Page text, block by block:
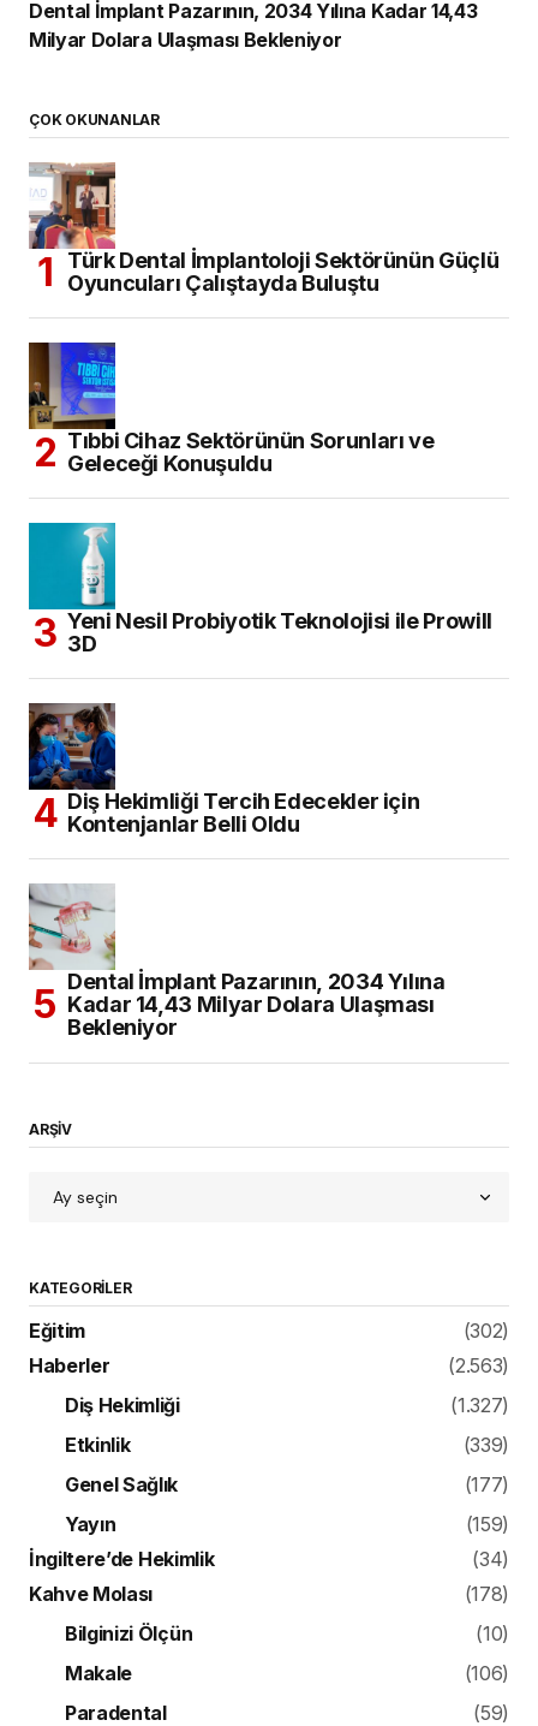
Dental İmplant Pazarının, 2034 Yılına Kadar 14,43
Milyar Dolara Ulaşması Bekleniyor
ÇOK OKUNANLAR
Türk Dental İmplantoloji Sektörünün Güçlü
Oyuncuları Çalıştayda Buluştu
Tıbbi Cihaz Sektörünün Sorunları ve
Geleceği Konuşuldu
Yeni Nesil Probiyotik Teknolojisi ile Prowill
3D
Diş Hekimliği Tercih Edecekler için
Kontenjanlar Belli Oldu
Dental İmplant Pazarının, 2034 Yılına
Kadar 14,43 Milyar Dolara Ulaşması
Bekleniyor
ARŞİV
KATEGORILER
Eğitim
(302)
Haberler
(2.563)
Diş Hekimliği
(1.327)
Etkinlik
(339)
Genel Sağlık
(177)
Yayın
(159)
İngiltere’de Hekimlik
(34)
Kahve Molası
(178)
Bilginizi Ölçün
(10)
Makale
(106)
Paradental
(59)